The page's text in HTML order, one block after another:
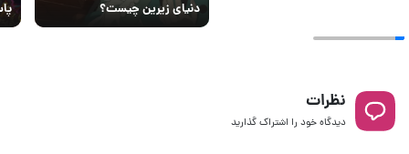
دنیای زیرین چیست؟
نظرات
دیدگاه خود را اشتراک گذارید